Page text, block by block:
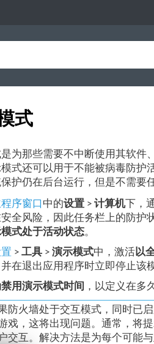
式
为那些需要不中断使用其软件
式还可以用于不能被病毒防护
护仍在后台运行，但是不需要
序窗口 中的设置 >计算机下，
全风险，因此任务栏上的防护
式处于活动状态。
>工具 >演示模式中，激活以
在退出应用程序时立即停止该
禁用演示模式时间 ，以定义在多
防火墙处于交互模式，同时已
戏，这将出现问题。通常，将
交互。解决方法是为每个可能